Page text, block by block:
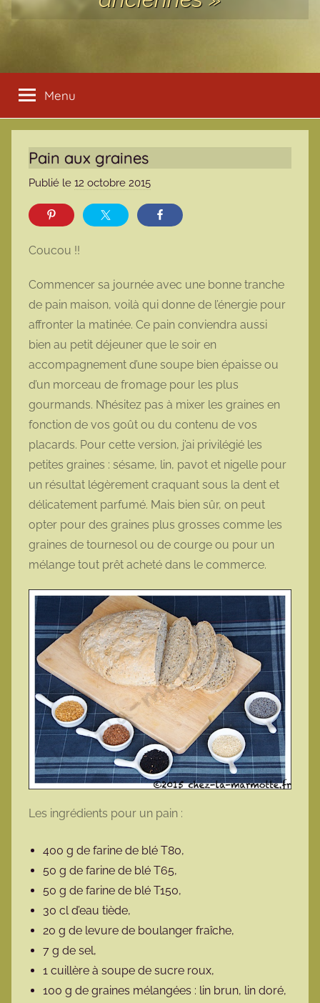
Menu
Pain aux graines
Publié le 12 octobre 2015
a
o
t
t
e
Coucou !!
Commencer sa journée avec une bonne tranche
de pain maison, voilà qui donne de l’énergie pour
affronter la matinée. Ce pain conviendra aussi
bien au petit déjeuner que le soir en
accompagnement d’une soupe bien épaisse ou
d’un morceau de fromage pour les plus
gourmands. N’hésitez pas à mixer les graines en
fonction de vos goût ou du contenu de vos
placards. Pour cette version, j’ai privilégié les
petites graines : sésame, lin, pavot et nigelle pour
un résultat légèrement craquant sous la dent et
délicatement parfumé. Mais bien sûr, on peut
opter pour des graines plus grosses comme les
graines de tournesol ou de courge ou pour un
mélange tout prêt acheté dans le commerce.
Les ingrédients pour un pain :
400 g de farine de blé T80,
50 g de farine de blé T65,
50 g de farine de blé T150,
30 cl d’eau tiède,
20 g de levure de boulanger fraîche,
7 g de sel,
1 cuillère à soupe de sucre roux,
100 g de graines mélangées : lin brun, lin doré,